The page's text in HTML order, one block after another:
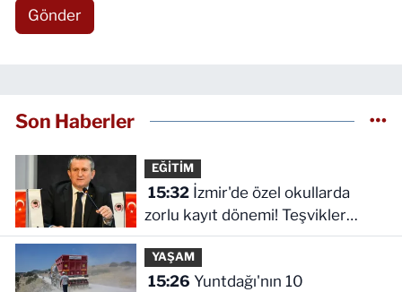
Gönder
Son Haberler
EĞİTİM
15:32İzmir'de özel okullarda
zorlu kayıt dönemi! Teşvikler
kalktı, veli devlet okuluna yöneldi
YAŞAM
15:26